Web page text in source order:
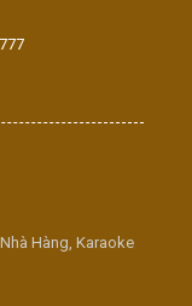
Hàng, Karaoke